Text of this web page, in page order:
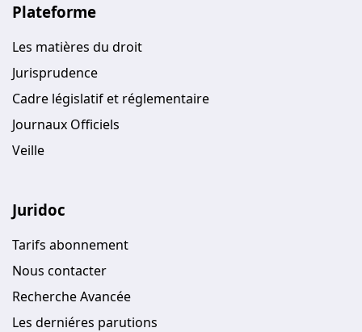
Plateforme
Les matières du droit
Jurisprudence
Cadre législatif et réglementaire
Journaux Officiels
Veille
Juridoc
Tarifs abonnement
Nous contacter
Recherche Avancée
Les derniéres parutions